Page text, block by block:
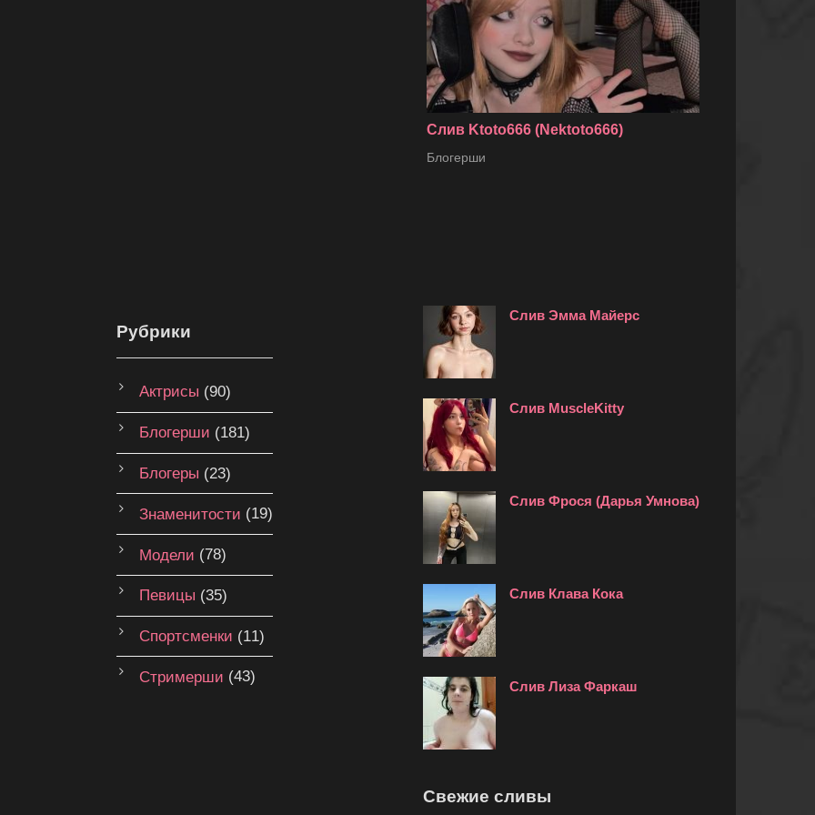
Слив Ktoto666 (Nektoto666)
Блогерши
Рубрики
Актрисы (90)
Блогерши (181)
Блогеры (23)
Знаменитости (19)
Модели (78)
Певицы (35)
Спортсменки (11)
Стримерши (43)
Слив Эмма Майерс
Слив MuscleKitty
Слив Фрося (Дарья Умнова)
Слив Клава Кока
Слив Лиза Фаркаш
Свежие сливы